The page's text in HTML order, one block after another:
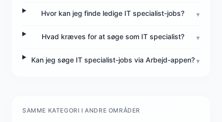
Hvor kan jeg finde ledige IT specialist-jobs? ▾
Hvad kræves for at søge som IT specialist? ▾
Kan jeg søge IT specialist-jobs via Arbejd-appen?▾
SAMME KATEGORI I ANDRE OMRÅDER